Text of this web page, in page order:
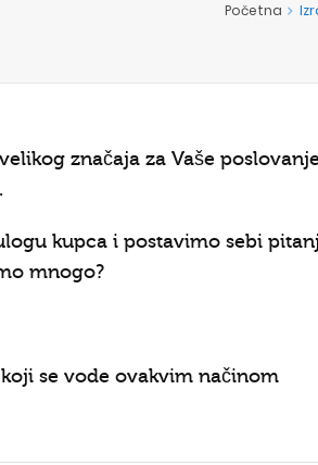
Početna
značaja za Vaše
kupca i postavimo sebi
mnogo?
se vode ovakvim načinom